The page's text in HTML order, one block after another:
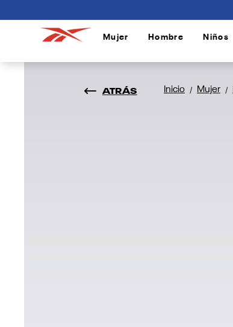
Mujer Hombre Niños
ATRÁS Inicio / Mujer /